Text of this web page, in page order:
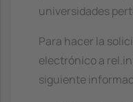
universidades
Para hacer la
electrónico a
siguiente